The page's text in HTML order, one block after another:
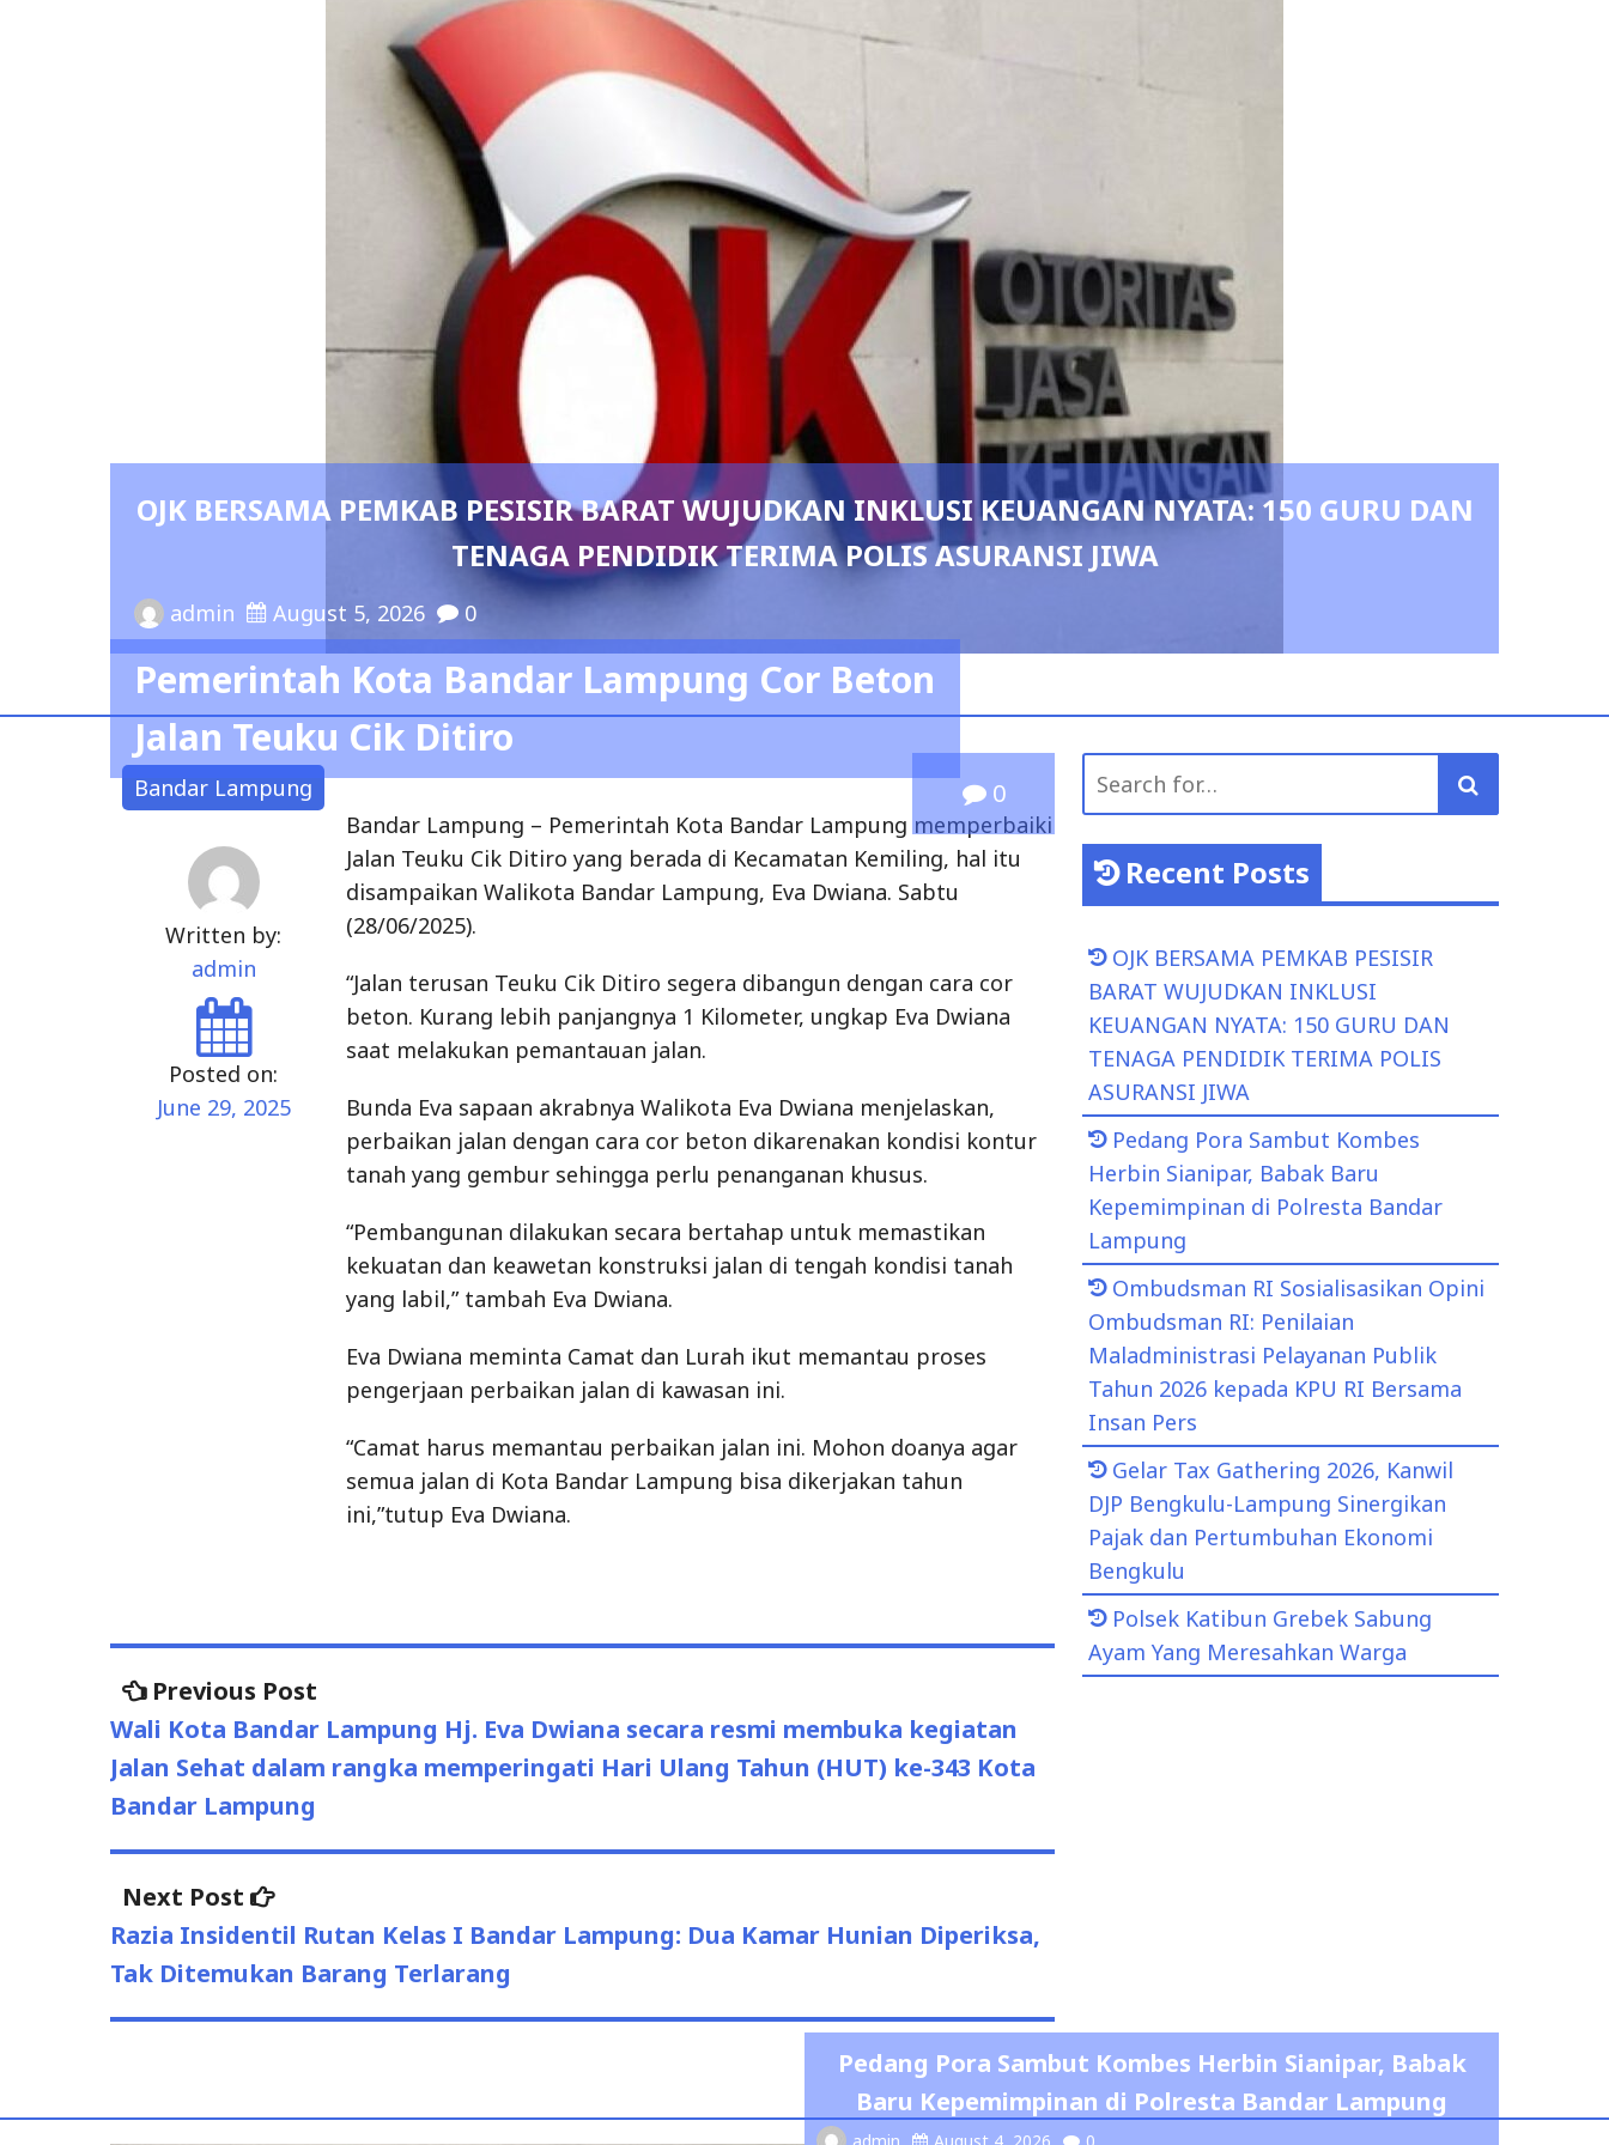
OJK BERSAMA PEMKAB PESISIR BARAT WUJUDKAN INKLUSI KEUANGAN NYATA: 150 GURU DAN
TENAGA PENDIDIK TERIMA POLIS ASURANSI JIWA
admin August 5, 2026 0
Bandar Lampung 0
Pemerintah Kota Bandar Lampung Cor Beton
Jalan Teuku Cik Ditiro
Written by:
admin
Posted on:
June 29, 2025
Bandar Lampung – Pemerintah Kota Bandar Lampung memperbaiki
Jalan Teuku Cik Ditiro yang berada di Kecamatan Kemiling, hal itu
disampaikan Walikota Bandar Lampung, Eva Dwiana. Sabtu
(28/06/2025).
“Jalan terusan Teuku Cik Ditiro segera dibangun dengan cara cor
beton. Kurang lebih panjangnya 1 Kilometer, ungkap Eva Dwiana
saat melakukan pemantauan jalan.
Bunda Eva sapaan akrabnya Walikota Eva Dwiana menjelaskan,
perbaikan jalan dengan cara cor beton dikarenakan kondisi kontur
tanah yang gembur sehingga perlu penanganan khusus.
“Pembangunan dilakukan secara bertahap untuk memastikan
kekuatan dan keawetan konstruksi jalan di tengah kondisi tanah
yang labil,” tambah Eva Dwiana.
Eva Dwiana meminta Camat dan Lurah ikut memantau proses
pengerjaan perbaikan jalan di kawasan ini.
“Camat harus memantau perbaikan jalan ini. Mohon doanya agar
semua jalan di Kota Bandar Lampung bisa dikerjakan tahun
ini,”tutup Eva Dwiana.
Post
navigation
Previous Post
post:
Wali Kota Bandar Lampung Hj. Eva Dwiana secara resmi membuka kegiatan
Jalan Sehat dalam rangka memperingati Hari Ulang Tahun (HUT) ke-343 Kota
Bandar Lampung
Next Post
Next
post:
Razia Insidentil Rutan Kelas I Bandar Lampung: Dua Kamar Hunian Diperiksa,
Tak Ditemukan Barang Terlarang
Search
Recent Posts
OJK BERSAMA PEMKAB PESISIR
BARAT WUJUDKAN INKLUSI
KEUANGAN NYATA: 150 GURU DAN
TENAGA PENDIDIK TERIMA POLIS
ASURANSI JIWA
Pedang Pora Sambut Kombes
Herbin Sianipar, Babak Baru
Kepemimpinan di Polresta Bandar
Lampung
Ombudsman RI Sosialisasikan Opini
Ombudsman RI: Penilaian
Maladministrasi Pelayanan Publik
Tahun 2026 kepada KPU RI Bersama
Insan Pers
Gelar Tax Gathering 2026, Kanwil
DJP Bengkulu-Lampung Sinergikan
Pajak dan Pertumbuhan Ekonomi
Bengkulu
Polsek Katibun Grebek Sabung
Ayam Yang Meresahkan Warga
Pedang Pora Sambut Kombes Herbin Sianipar, Babak
Baru Kepemimpinan di Polresta Bandar Lampung